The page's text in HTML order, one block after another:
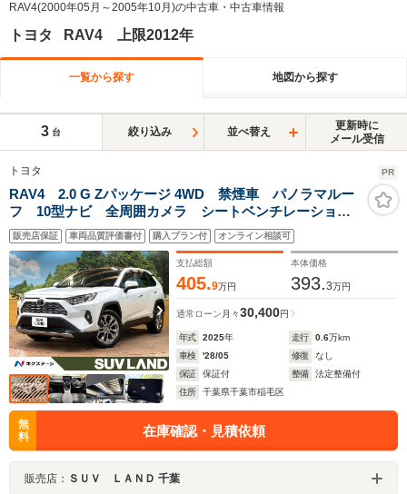
RAV4(2000年05月～2005年10月)の中古車・中古車情報
トヨタ RAV4 上限2012年
一覧から探す 地図から探す
3 台 絞り込み 並べ替え
更新時に
メール受信
トヨタ PR
RAV4 2.0 G Zパッケージ 4WD 禁煙車 パノラマルー
フ 10型ナビ 全周囲カメラ シートベンチレーショ
ン デジタルインナーミラー 電動リアゲート ブライ
ンドスポットモニター ステアリングヒーター パワー
シート レーダークルーズ
販売店保証 車両品質評価書付 購入プラン付 オンライン相談可
支払総額
405.9万円
本体価格
393.3万円
通常ローン 月々30,400円
年式 2025年 走行 0.6万km
車検
'28/05 修復
なし
保証
保証付 整備
法定整備付
住所
千葉県千葉市稲毛区
無
料
在庫確認・見積依頼
販売店： ＳＵＶ ＬＡＮＤ 千葉